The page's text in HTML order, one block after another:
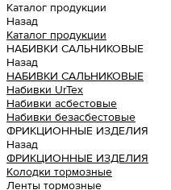
Каталог продукции
Назад
Каталог продукции
НАБИВКИ САЛЬНИКОВЫЕ
Назад
НАБИВКИ САЛЬНИКОВЫЕ
Набивки UrTex
Набивки асбестовые
Набивки безасбестовые
ФРИКЦИОННЫЕ ИЗДЕЛИЯ
Назад
ФРИКЦИОННЫЕ ИЗДЕЛИЯ
Колодки тормозные
Ленты тормозные